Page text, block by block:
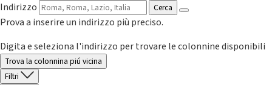
Indirizzo
Cerca
Prova a inserire un indirizzo più preciso.
Digita e seleziona l'indirizzo per trovare le colonnine disponibili
Trova la colonnina piú vicina
Filtri